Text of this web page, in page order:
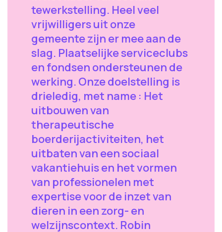
tewerkstelling. Heel veel
vrijwilligers uit onze
gemeente zijn er mee aan de
slag. Plaatselijke serviceclubs
en fondsen ondersteunen de
werking. Onze doelstelling is
drieledig, met name : Het
uitbouwen van
therapeutische
boerderijactiviteiten, het
uitbaten van een sociaal
vakantiehuis en het vormen
van professionelen met
expertise voor de inzet van
dieren in een zorg- en
welzijnscontext. Robin